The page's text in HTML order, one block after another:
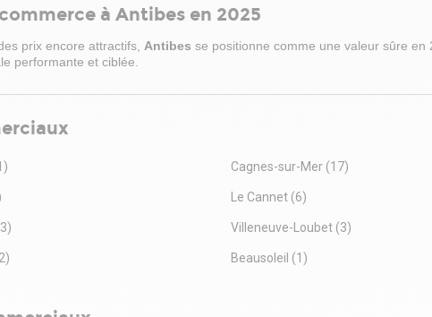
à Antibes en 2025
prix encore attractifs, Antibes se positionne comme une valeur sûre en
performante et ciblée.
Cagnes-sur-Mer (17)
Le Cannet (6)
Villeneuve-Loubet (3)
Beausoleil (1)